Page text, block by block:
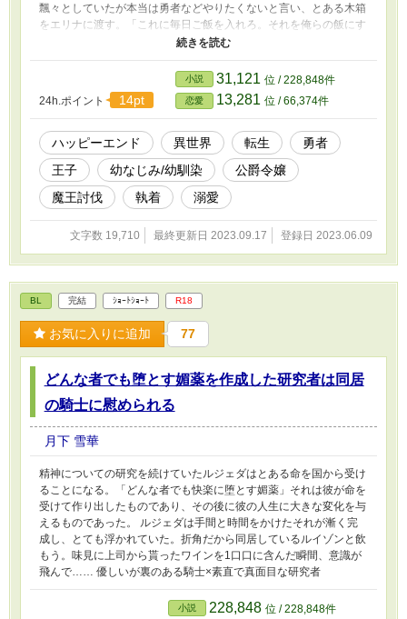
飄々としていたが本当は勇者などやりたくないと言い、とある木箱
をエリナに渡す。「これに毎日ご飯を入れろ。それを俺らの飯にす
るから」 スキンファクシ騎士団、料理長の流されやすい娘エリ
ナ・フランシュと、辺境の新人騎士だったのが勇者になった隠し事
がある勇者ラズと、そのラズに着いて行った勇者パーティの話 変
更事項 9/4 r18表記を取り消しました。 9/17 内容が分かりやすくな
るよう題名の変更、細かな設定変更に伴う内容紹介の変更をいたし
ました（旧題名:幼なじみ勇者のご飯係）
24h.ポイント 14pt
小説 31,121 位 / 228,848件
恋愛 13,281 位 / 66,374件
ハッピーエンド 異世界 転生
勇者
王子
幼なじみ/幼馴染
公爵令嬢
魔王討伐
執着 溺愛
文字数 19,710 最終更新日 2023.09.17 登録日 2023.06.09
BL 完結 ｼｮｰﾄｼｮｰﾄ R18
お気に入りに追加 77
どんな者でも堕とす媚薬を作成した研究者は同居
の騎士に慰められる
月下 雪華
精神についての研究を続けていたルジェダはとある命を国から受け
ることになる。「どんな者でも快楽に堕とす媚薬」それは彼が命を
受けて作り出したものであり、その後に彼の人生に大きな変化を与
えるものであった。 ルジェダは手間と時間をかけたそれが漸く完
成し、とても浮かれていた。折角だから同居しているルイゾンと飲
もう。味見に上司から貰ったワインを1口口に含んだ瞬間、意識が
飛んで…… 優しいが裏のある騎士×素直で真面目な研究者
小説 228,848 位 / 228,848件